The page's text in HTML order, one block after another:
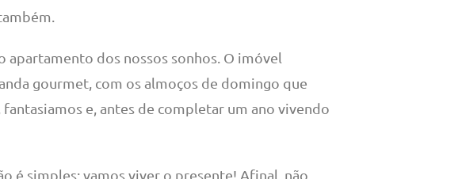
apartamento dos nossos sonhos. O imóvel
gourmet, com os almoços de domingo que
e, antes de completar um ano vivendo
é simples: vamos viver o presente! Afinal, não